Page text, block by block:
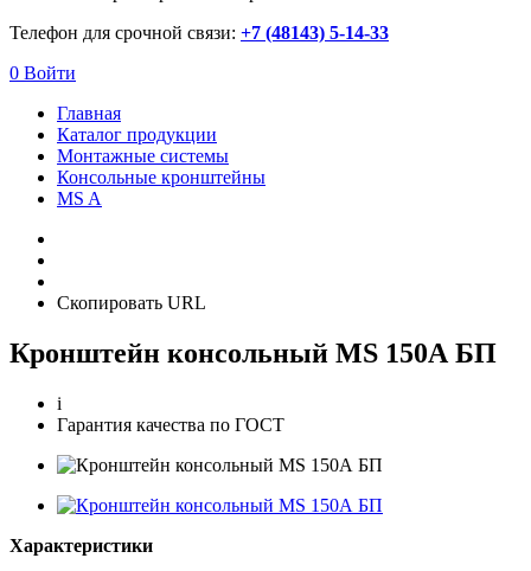
Телефон для срочной связи: +7 (48143) 5-14-33
0 Войти
Главная
Каталог продукции
Монтажные системы
Консольные кронштейны
MS A
Скопировать URL
Кронштейн консольный MS 150А БП
i
Гарантия качества по ГОСТ
Характеристики